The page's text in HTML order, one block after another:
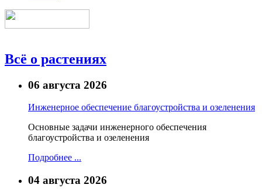
Всё о растениях
06 августа 2026
Инженерное обеспечение благоустройства и озеленения
Основные задачи инженерного обеспечения
благоустройства и озеленения
Подробнее ...
04 августа 2026